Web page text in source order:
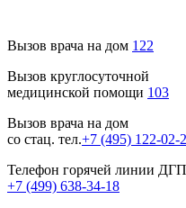
Вызов врача на дом 122
Вызов круглосуточной
медицинской помощи 103
Вызов врача на дом
со стац. тел.+7 (495) 122-02-
Телефон горячей линии
+7 (499) 638-34-18